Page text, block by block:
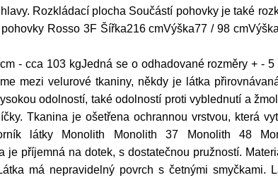
Rozkládací plocha Součástí pohovky je také
Rosso 3F Šířka216 cmVýška77 / 98
- cca 103 kgJedná se o odhadované rozměry + -
mezi velurové tkaniny, někdy je látka
odolností, také odolností proti vyblednutí a
Tkanina je ošetřena ochrannou vrstvou, která
látky Monolith Monolith 37 Monolith 48
příjemná na dotek, s dostatečnou pružností.
má nepravidelný povrch s četnými smyčkami.